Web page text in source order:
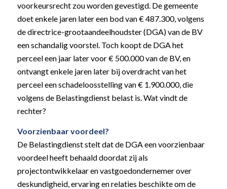
voorkeursrecht zou worden gevestigd. De gemeente
doet enkele jaren later een bod van € 487.300, volgens
de directrice-grootaandeelhoudster (DGA) van de BV
een schandalig voorstel. Toch koopt de DGA het
perceel een jaar later voor € 500.000 van de BV, en
ontvangt enkele jaren later bij overdracht van het
perceel een schadeloosstelling van € 1.900.000, die
volgens de Belastingdienst belast is. Wat vindt de
rechter?
Voorzienbaar voordeel?
De Belastingdienst stelt dat de DGA een voorzienbaar
voordeel heeft behaald doordat zij als
projectontwikkelaar en vastgoedondernemer over
deskundigheid, ervaring en relaties beschikte om de